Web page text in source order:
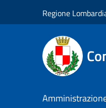
Regione